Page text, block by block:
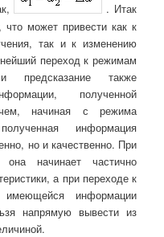
. Итак
что может привести как к
так и к изменению
переход к режимам
предсказание также
полученной
начиная с режима
информация
но и качественно. При
начинает частично
а при переходе к
информации
напрямую вывести из